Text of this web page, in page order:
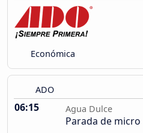
Económica
ADO
06:15 Agua Dulce
Parada de micro